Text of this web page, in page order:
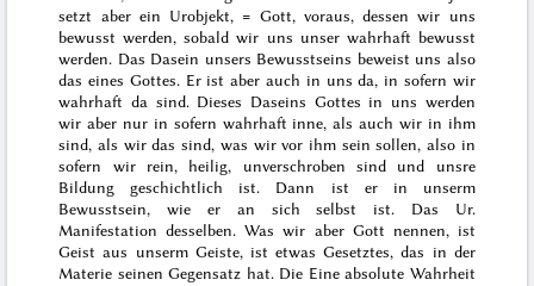
setzt aber ein Urobjekt, = Gott, voraus, dessen wir uns
bewusst werden, sobald wir uns unser wahrhaft bewusst
werden. Das Dasein unsers Bewusstseins beweist uns also
das eines Gottes. Er ist aber auch in uns da, in sofern wir
wahrhaft da sind. Dieses Daseins Gottes in uns werden
wir aber nur in sofern wahrhaft inne, als auch wir in ihm
sind, als wir das sind, was wir vor ihm sein sollen, also in
sofern wir rein, heilig, unverschroben sind und unsre
Bildung geschichtlich ist. Dann ist er in unserm
Bewusstsein, wie er an sich selbst ist. Das Ur.
Manifestation desselben. Was wir aber Gott nennen, ist
Geist aus unserm Geiste, ist etwas Gesetztes, das in der
Materie seinen Gegensatz hat. Die Eine absolute Wahrheit